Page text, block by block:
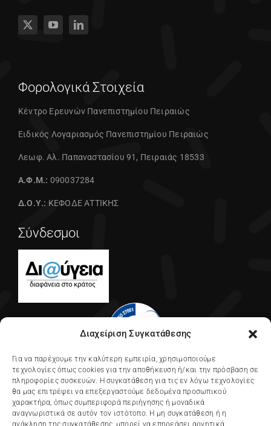
Διαχείριση Συγκατάθεσης
Για να παρέχουμε την καλύτερη εμπειρία, χρησιμοποιούμε
τεχνολογίες όπως cookies για την αποθήκευση ή/και την πρόσβαση σε
πληροφορίες συσκευών. Η συγκατάθεση για τις εν λόγω τεχνολογίες
θα μας επιτρέψει να επεξεργαστούμε δεδομένα προσωπικού
χαρακτήρα, όπως συμπεριφορά περιήγησης ή μοναδικά
αναγνωριστικά σε αυτόν τον ιστότοπο. Η μη συγκατάθεση ή η
ανάκληση της συγκατάθεσης, μπορεί να επηρεάσει αρνητικά
Φορολογικά Στοιχεία
Κέντρο Ερευνών Πανεπιστημίου Πειραιώς
Ειδικός Λογαριασμός Πανεπιστημίου Πειραιώς
Λεωφ. Αλ. Παπαναστασίου 91, Πειραιάς 18533
Α.Φ.Μ.: 090037284
Δ.Ο.Υ.: ΚΕΦΟΔΕ ΑΤΤΙΚΗΣ
Σύνδεσμοι